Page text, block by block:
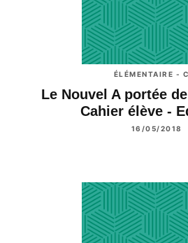
ÉLÉMENTAIRE -
Le Nouvel A portée
Cahier élève -
16/05/2018